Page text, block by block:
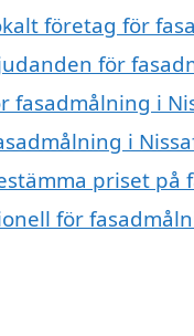
företag för
för
fasadmålning i
i
priset på
för